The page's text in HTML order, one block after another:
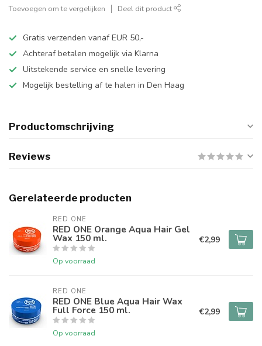
Toevoegen om te vergelijken Deel dit product
Gratis verzenden vanaf EUR 50,-
Achteraf betalen mogelijk via Klarna
Uitstekende service en snelle levering
Mogelijk bestelling af te halen in Den Haag
Productomschrijving
Reviews
Gerelateerde producten
RED ONE
RED ONE Orange Aqua Hair Gel
Wax 150 ml.
Op voorraad
€2,99
RED ONE
RED ONE Blue Aqua Hair Wax
Full Force 150 ml.
Op voorraad
€2,99